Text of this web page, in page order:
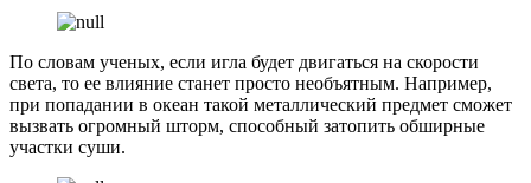
По словам ученых, если игла будет двигаться на скорости
света, то ее влияние станет просто необъятным. Например,
при попадании в океан такой металлический предмет сможет
вызвать огромный шторм, способный затопить обширные
участки суши.